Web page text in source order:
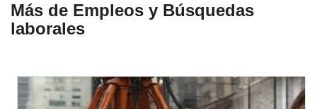
Más de Empleos y Búsquedas
laborales